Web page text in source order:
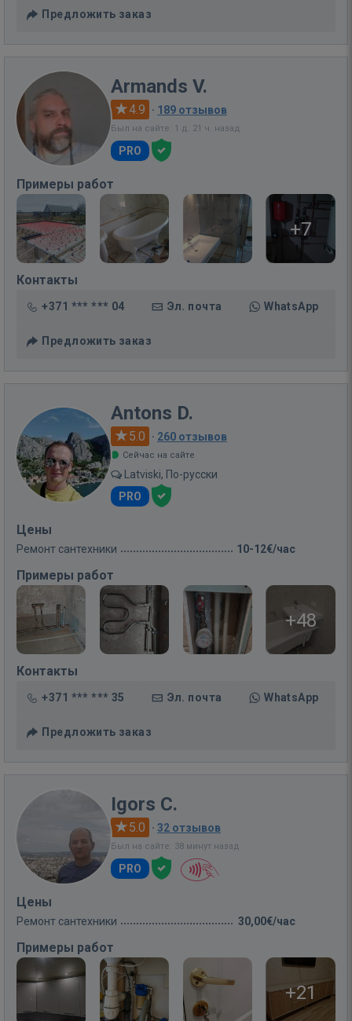
Предложить заказ
Armands V.
4.9 · 189 отзывов
Был на сайте: 1 д. 21 ч. назад
PRO
Примеры работ
+7
Контакты
+371 *** *** 04 Эл. почта WhatsApp
Предложить заказ
Antons D.
5.0 · 260 отзывов
Сейчас на сайте
Latviski, По-русски
PRO
Цены
Ремонт сантехники 10-12€/час
Примеры работ
+48
Контакты
+371 *** *** 35 Эл. почта WhatsApp
Предложить заказ
Igors C.
5.0 · 32 отзывов
Был на сайте: 38 минут назад
PRO
Цены
Ремонт сантехники 30,00€/час
Примеры работ
+21